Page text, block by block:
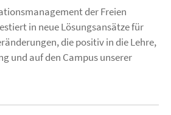
der Freien
in neue Lösungsansätze für
die positiv in die Lehre,
und auf den Campus unserer